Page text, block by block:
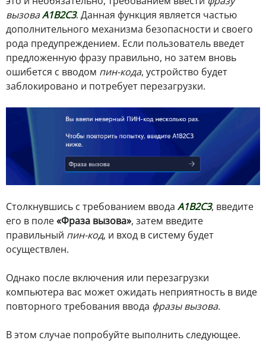
вызоваA1B2C3. Данная функция является частью
дополнительного механизма безопасности и своего
рода предупреждением. Если пользователь введет
предложенную фразу правильно, но затем вновь
ошибется с вводом пин-кода, устройство будет
заблокировано и потребует перезагрузки.
Столкнувшись с требованием ввода A1B2C3, введите
его в поле«Фраза вызова», затем введите
правильный пин-код, и вход в систему будет
осуществлен.
Однако после включения или перезагрузки
компьютера вас может ожидать неприятность в виде
повторного требования ввода фразы вызова.
В этом случае попробуйте выполнить следующее.